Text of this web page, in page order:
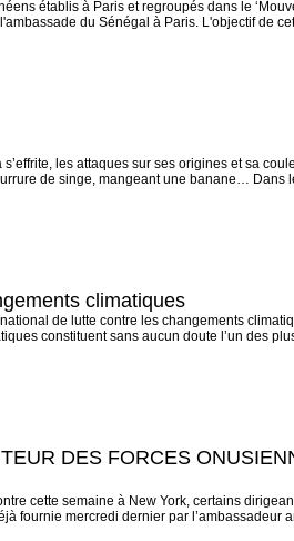
établis à Paris et regroupés dans le
du Sénégal à Paris. L'objectif de
les attaques sur ses origines et sa
de singe, mangeant une banane… Dans
climatiques
de lutte contre les changements
constituent sans aucun doute l’un des
DES FORCES
cette semaine à New York, certains
fournie mercredi dernier par l’ambassadeur